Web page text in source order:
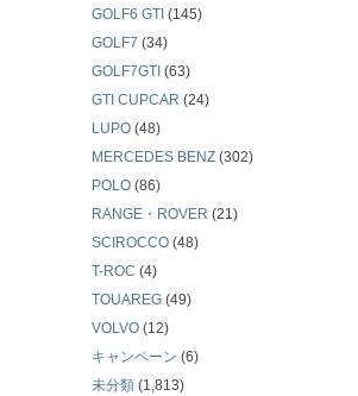
GOLF6 GTI (145)
GOLF7 (34)
GOLF7GTI (63)
GTI CUPCAR (24)
LUPO(48)
MERCEDES BENZ(302)
POLO(86)
RANGE・ROVER (21)
SCIROCCO(48)
T-ROC (4)
TOUAREG(49)
VOLVO(12)
キャンペーン (6)
未分類(1,813)